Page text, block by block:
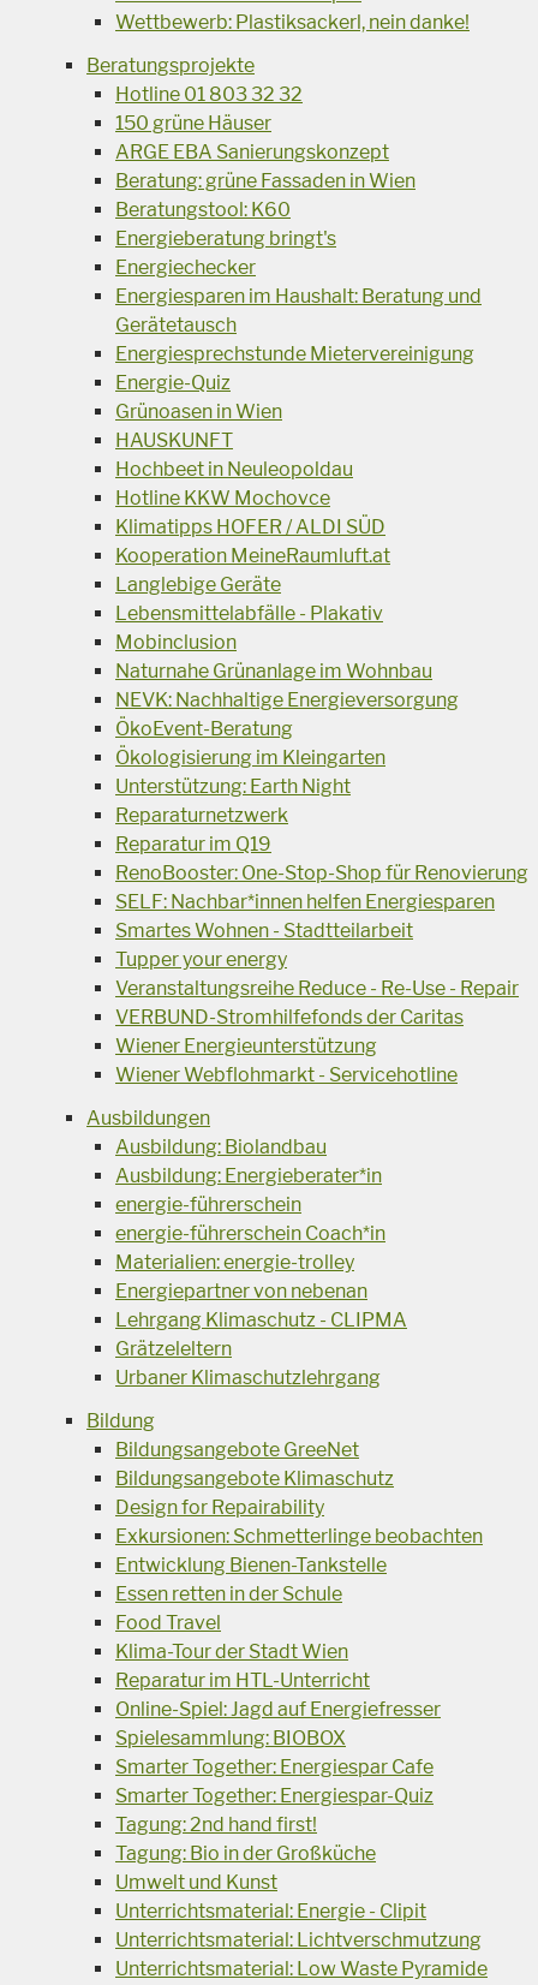
Wettbewerb: Plastiksackerl, nein danke!
Beratungsprojekte
Hotline 01 803 32 32
150 grüne Häuser
ARGE EBA Sanierungskonzept
Beratung: grüne Fassaden in Wien
Beratungstool: K60
Energieberatung bringt's
Energiechecker
Energiesparen im Haushalt: Beratung und
Gerätetausch
Energiesprechstunde Mietervereinigung
Energie-Quiz
Grünoasen in Wien
HAUSKUNFT
Hochbeet in Neuleopoldau
Hotline KKW Mochovce
Klimatipps HOFER / ALDI SÜD
Kooperation MeineRaumluft.at
Langlebige Geräte
Lebensmittelabfälle - Plakativ
Mobinclusion
Naturnahe Grünanlage im Wohnbau
NEVK: Nachhaltige Energieversorgung
ÖkoEvent-Beratung
Ökologisierung im Kleingarten
Unterstützung: Earth Night
Reparaturnetzwerk
Reparatur im Q19
RenoBooster: One-Stop-Shop für Renovierung
SELF: Nachbar*innen helfen Energiesparen
Smartes Wohnen - Stadtteilarbeit
Tupper your energy
Veranstaltungsreihe Reduce - Re-Use - Repair
VERBUND-Stromhilfefonds der Caritas
Wiener Energieunterstützung
Wiener Webflohmarkt - Servicehotline
Ausbildungen
Ausbildung: Biolandbau
Ausbildung: Energieberater*in
energie-führerschein
energie-führerschein Coach*in
Materialien: energie-trolley
Energiepartner von nebenan
Lehrgang Klimaschutz - CLIPMA
Grätzeleltern
Urbaner Klimaschutzlehrgang
Bildung
Bildungsangebote GreeNet
Bildungsangebote Klimaschutz
Design for Repairability
Exkursionen: Schmetterlinge beobachten
Entwicklung Bienen-Tankstelle
Essen retten in der Schule
Food Travel
Klima-Tour der Stadt Wien
Reparatur im HTL-Unterricht
Online-Spiel: Jagd auf Energiefresser
Spielesammlung: BIOBOX
Smarter Together: Energiespar Cafe
Smarter Together: Energiespar-Quiz
Tagung: 2nd hand first!
Tagung: Bio in der Großküche
Umwelt und Kunst
Unterrichtsmaterial: Energie - Clipit
Unterrichtsmaterial: Lichtverschmutzung
Unterrichtsmaterial: Low Waste Pyramide